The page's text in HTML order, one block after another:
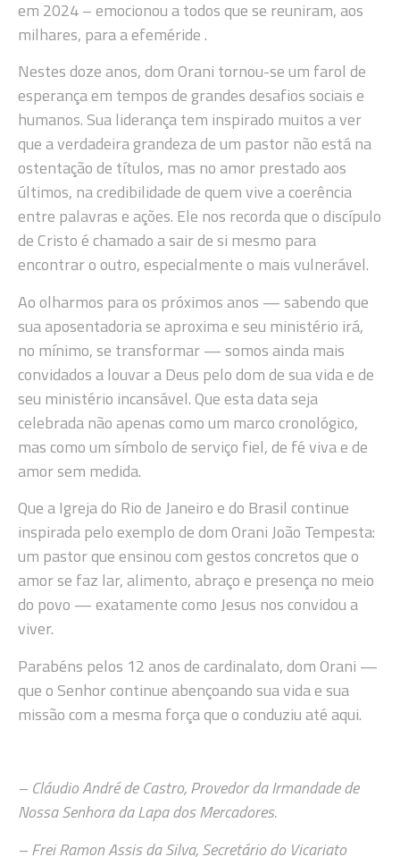
em 2024 – emocionou a todos que se reuniram, aos
milhares, para a efeméride .
Nestes doze anos, dom Orani tornou-se um farol de
esperança em tempos de grandes desafios sociais e
humanos. Sua liderança tem inspirado muitos a ver
que a verdadeira grandeza de um pastor não está na
ostentação de títulos, mas no amor prestado aos
últimos, na credibilidade de quem vive a coerência
entre palavras e ações. Ele nos recorda que o discípulo
de Cristo é chamado a sair de si mesmo para
encontrar o outro, especialmente o mais vulnerável.
Ao olharmos para os próximos anos — sabendo que
sua aposentadoria se aproxima e seu ministério irá,
no mínimo, se transformar — somos ainda mais
convidados a louvar a Deus pelo dom de sua vida e de
seu ministério incansável. Que esta data seja
celebrada não apenas como um marco cronológico,
mas como um símbolo de serviço fiel, de fé viva e de
amor sem medida.
Que a Igreja do Rio de Janeiro e do Brasil continue
inspirada pelo exemplo de dom Orani João Tempesta:
um pastor que ensinou com gestos concretos que o
amor se faz lar, alimento, abraço e presença no meio
do povo — exatamente como Jesus nos convidou a
viver.
Parabéns pelos 12 anos de cardinalato, dom Orani —
que o Senhor continue abençoando sua vida e sua
missão com a mesma força que o conduziu até aqui.
– Cláudio André de Castro, Provedor da Irmandade de
Nossa Senhora da Lapa dos Mercadores.
– Frei Ramon Assis da Silva, Secretário do Vicariato